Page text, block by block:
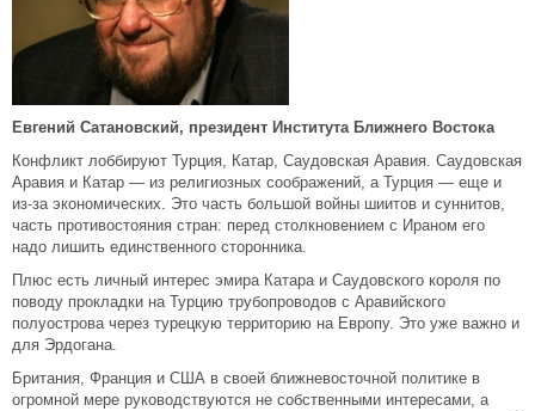
Евгений Сатановский, президент Института Ближнего Востока
Конфликт лоббируют Турция, Катар, Саудовская Аравия. Саудовская
Аравия и Катар — из религиозных соображений, а Турция — еще и
из-за экономических. Это часть большой войны шиитов и суннитов,
часть противостояния стран: перед столкновением с Ираном его
надо лишить единственного сторонника.
Плюс есть личный интерес эмира Катара и Саудовского короля по
поводу прокладки на Турцию трубопроводов с Аравийского
полуострова через турецкую территорию на Европу. Это уже важно и
для Эрдогана.
Британия, Франция и США в своей ближневосточной политике в
огромной мере руководствуются не собственными интересами, а